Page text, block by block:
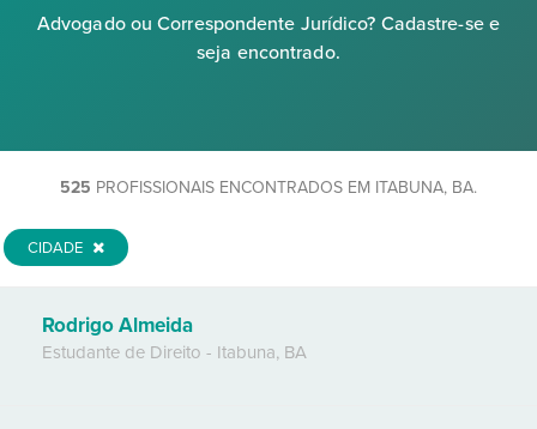
Advogado ou Correspondente Jurídico? Cadastre-se e
seja encontrado.
525 PROFISSIONAIS ENCONTRADOS EM ITABUNA, BA.
CIDADE
Rodrigo Almeida
Estudante de Direito - Itabuna, BA